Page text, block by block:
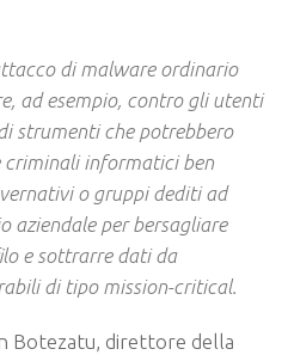
di malware ordinario
ad esempio, contro gli utenti
strumenti che potrebbero
criminali informatici ben
o gruppi dediti ad
aziendale per bersagliare
e sottrarre dati da
di tipo mission-critical.
Botezatu, direttore della